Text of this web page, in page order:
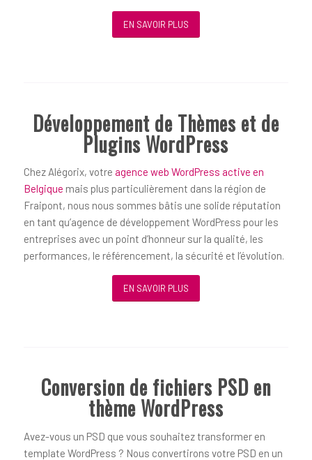
EN SAVOIR PLUS
Développement de Thèmes et de
Plugins WordPress
Chez Alégorix, votre agence web WordPress active en
Belgique mais plus particulièrement dans la région de
Fraipont, nous nous sommes bâtis une solide réputation
en tant qu’agence de développement WordPress pour les
entreprises avec un point d’honneur sur la qualité, les
performances, le référencement, la sécurité et l’évolution.
EN SAVOIR PLUS
Conversion de fichiers PSD en
thème WordPress
Avez-vous un PSD que vous souhaitez transformer en
template WordPress ? Nous convertirons votre PSD en un